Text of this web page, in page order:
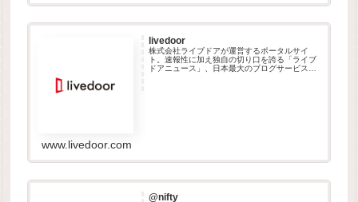
livedoor
株式会社ライブドアが運営するポータルサイ
ト。速報性に加え独自の切り口を誇る「ライブ
ドアニュース」、日本最大のブログサービス
www.livedoor.com
@nifty